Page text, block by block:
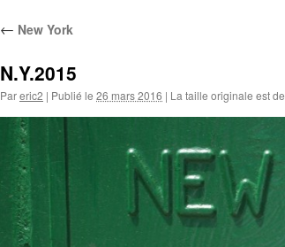
← New York
N.Y.2015
Pareric2 | Publié le 26 mars 2016 | La taille originale est de